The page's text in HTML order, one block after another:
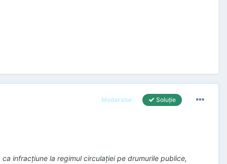
Moderator Soluţie
infracţiune la regimul circulaţiei pe drumurile publice,